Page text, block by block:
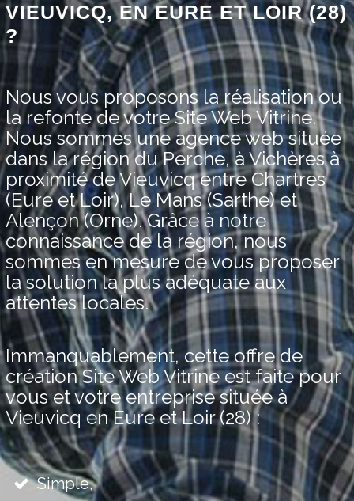
VIEUVICQ, EN EURE ET LOIR (28)
?
Nous vous proposons la réalisation ou
la refonte de votre Site Web Vitrine.
Nous sommes une agence web située
dans la région du Perche, à Vichères à
proximité de Vieuvicq entre Chartres
(Eure et Loir), Le Mans (Sarthe) et
Alençon (Orne). Grâce à notre
connaissance de la région, nous
sommes en mesure de vous proposer
la solution la plus adéquate aux
attentes locales.
Immanquablement, cette offre de
création Site Web Vitrine est faite pour
vous et votre entreprise située à
Vieuvicq en Eure et Loir (28) :
Simple,